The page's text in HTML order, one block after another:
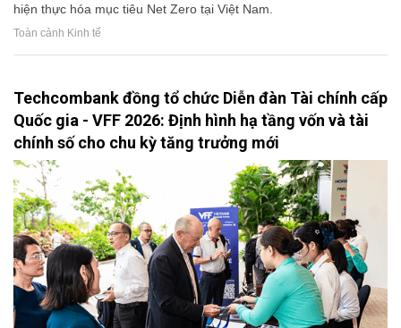
hiện thực hóa mục tiêu Net Zero tại Việt Nam.
Toàn cảnh Kinh tế
Techcombank đồng tổ chức Diễn đàn Tài chính cấp
Quốc gia - VFF 2026: Định hình hạ tầng vốn và tài
chính số cho chu kỳ tăng trưởng mới